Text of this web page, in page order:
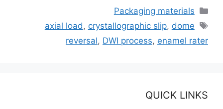
التصنيفات
Packaging materials
الوسوم
axial load , crystallographic slip, dome
reversal, DWI process, enamel rater
QUICK LINKS